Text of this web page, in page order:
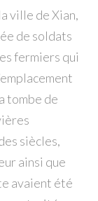
ville de Xian,
de soldats
fermiers qui
tombe de
siècles,
ainsi que
avaient été